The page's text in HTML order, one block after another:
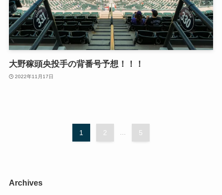
大野稼頭央投手の背番号予想！！！
2022年11月17日
1 2 ... 5
Archives